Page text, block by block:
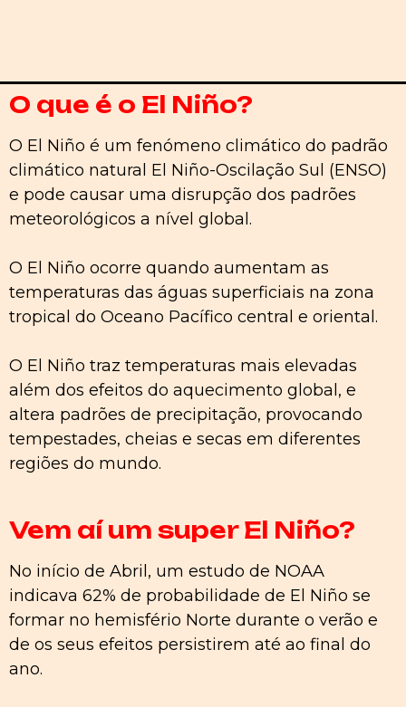
O que é o El Niño?
O El Niño é um fenómeno climático do padrão
climático natural El Niño-Oscilação Sul (ENSO)
e pode causar uma disrupção dos padrões
meteorológicos a nível global.
O El Niño ocorre quando aumentam as
temperaturas das águas superficiais na zona
tropical do Oceano Pacífico central e oriental.
O El Niño traz temperaturas mais elevadas
além dos efeitos do aquecimento global, e
altera padrões de precipitação, provocando
tempestades, cheias e secas em diferentes
regiões do mundo.
Vem aí um super El Niño?
No início de Abril, um estudo de NOAA
indicava 62% de probabilidade de El Niño se
formar no hemisfério Norte durante o verão e
de os seus efeitos persistirem até ao final do
ano.